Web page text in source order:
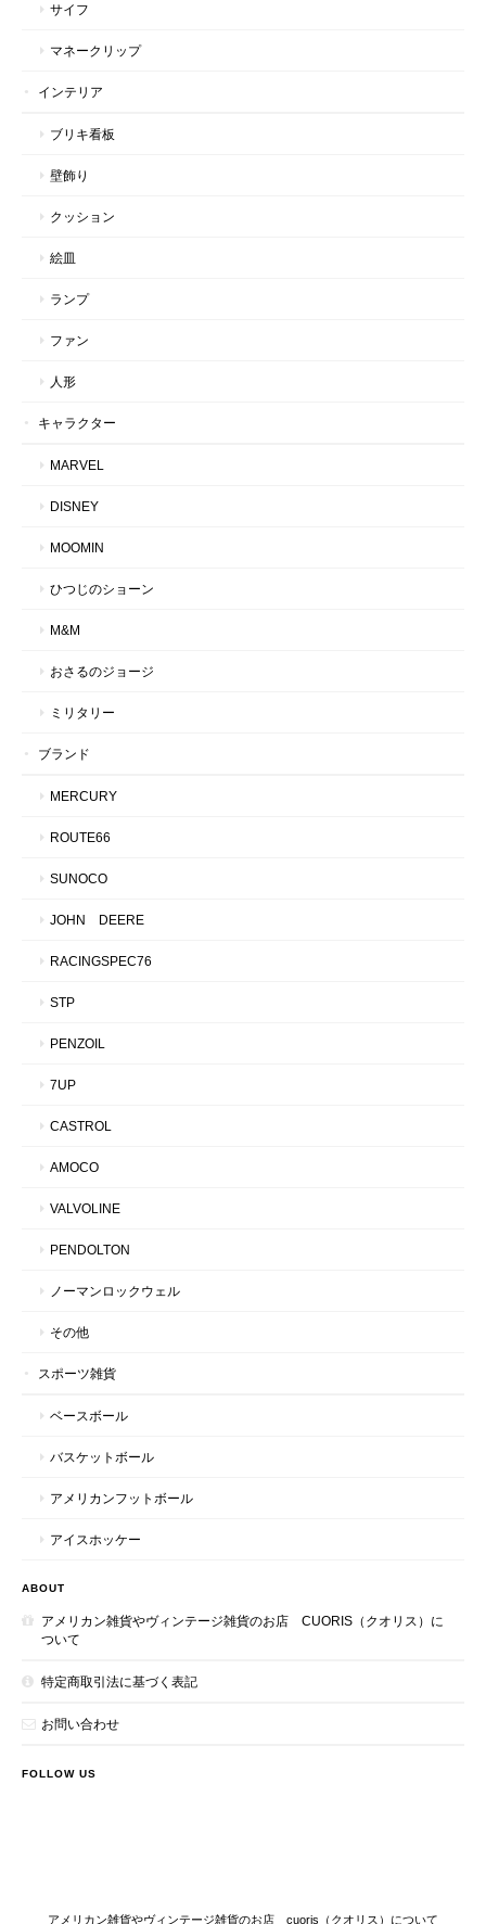
サイフ
マネークリップ
インテリア
ブリキ看板
壁飾り
クッション
絵皿
ランプ
ファン
人形
キャラクター
MARVEL
DISNEY
MOOMIN
ひつじのショーン
M&M
おさるのジョージ
ミリタリー
ブランド
MERCURY
ROUTE66
SUNOCO
JOHN DEERE
RACINGSPEC76
STP
PENZOIL
7UP
CASTROL
AMOCO
VALVOLINE
PENDOLTON
ノーマンロックウェル
その他
スポーツ雑貨
ベースボール
バスケットボール
アメリカンフットボール
アイスホッケー
ABOUT
アメリカン雑貨やヴィンテージ雑貨のお店 CUORIS（クオリス）に
ついて
特定商取引法に基づく表記
お問い合わせ
FOLLOW US
アメリカン雑貨やヴィンテージ雑貨のお店 cuoris（クオリス）について